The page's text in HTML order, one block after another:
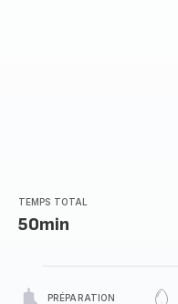
TEMPS TOTAL
50min
PRÉPARATION